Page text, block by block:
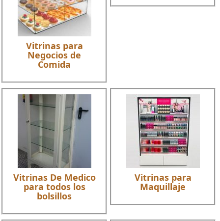
Vitrinas para
Negocios de
Comida
Vitrinas De Medico
para todos los
bolsillos
Vitrinas para
Maquillaje